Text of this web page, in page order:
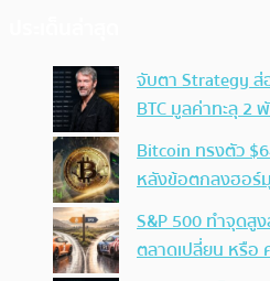
จับตา Strategy ส่
BTC มูลค่าทะลุ 2
Bitcoin ทรงตัว
หลังข้อตกลงฮอร์
S&P 500 ทำจุดสู
ตลาดเปลี่ยน หรือ